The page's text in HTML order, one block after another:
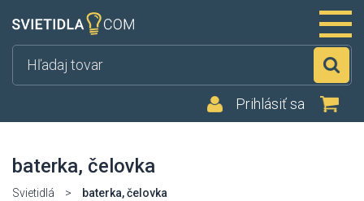
Prihlásiť sa
baterka, čelovka
Svietidlá > baterka, čelovka